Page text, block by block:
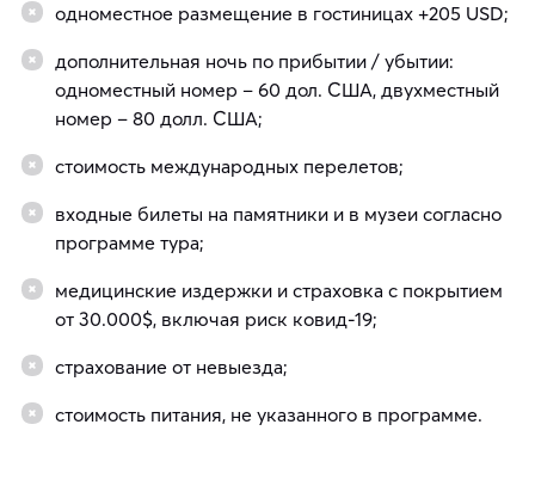
одноместное размещение в гостиницах +205 USD;
дополнительная ночь по прибытии / убытии:
одноместный номер – 60 дол. США, двухместный
номер – 80 долл. США;
стоимость международных перелетов;
входные билеты на памятники и в музеи согласно
программе тура;
медицинские издержки и страховка с покрытием
от 30.000$, включая риск ковид-19;
страхование от невыезда;
стоимость питания, не указанного в программе.